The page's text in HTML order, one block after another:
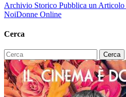
Archivio Storico Pubblica un Articolo
NoiDonne Online
Cerca